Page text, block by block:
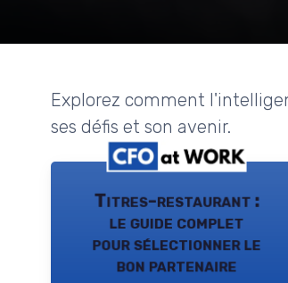
Explorez comment
ses défis et son avenir.
Titres-restaurant :
le guide complet
pour sélectionner le
bon partenaire